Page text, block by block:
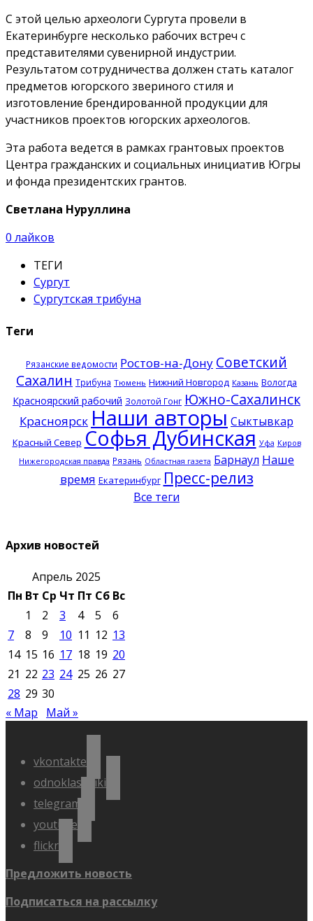
С этой целью археологи Сургута провели в
Екатеринбурге несколько рабочих встреч с
представителями сувенирной индустрии.
Результатом сотрудничества должен стать каталог
предметов югорского звериного стиля и
изготовление брендированной продукции для
участников проектов югорских археологов.
Эта работа ведется в рамках грантовых проектов
Центра гражданских и социальных инициатив Югры
и фонда президентских грантов.
Светлана Нуруллина
0 лайков
ТЕГИ
Сургут
Сургутская трибуна
Теги
Рязанские ведомости Ростов-на-Дону Советский
Сахалин Трибуна Тюмень Нижний Новгород Казань Вологда
Красноярский рабочий Золотой Гонг Южно-Сахалинск
Красноярск Наши авторы Сыктывкар
Красный Север Софья Дубинская Уфа Киров
Нижегородская правда Рязань Областная газета Барнаул Наше
время Екатеринбург Пресс-релиз
Все теги
Архив новостей
Апрель 2025
Пн Вт Ср Чт Пт Сб Вс
1
2 3 4 5
6
7
8 9 10 11 12 13
14 15 16 17 18 19 20
21 22 23 24 25 26 27
28 29 30
« Мар
Май »
vkontakte
odnoklassniki
telegram
youtube
flickr
Предложить новость
Подписаться на рассылку